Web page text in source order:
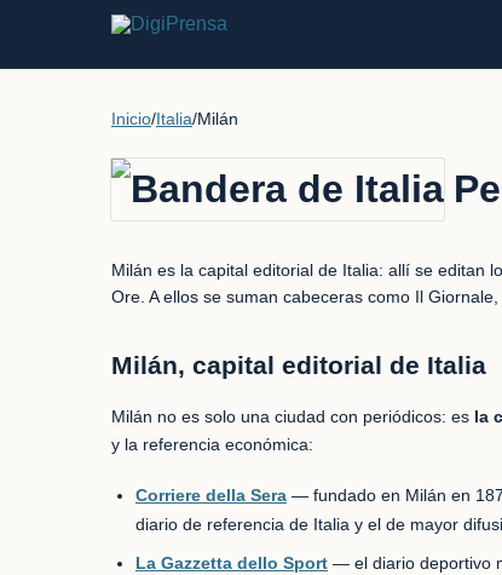
Inicio/Italia/Milán
Milán es la capital editorial de Italia: allí se
Ore. A ellos se suman cabeceras como Il
Milán, capital editorial de Italia
Milán no es solo una ciudad con periódicos: es la
y la referencia económica:
Corriere della Sera — fundado en Milán en
diario de referencia de Italia y el de mayor
La Gazzetta dello Sport — el diario deportivo